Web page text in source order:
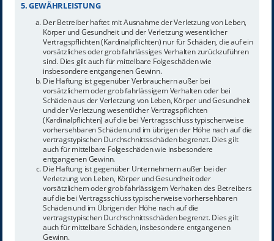
5. GEWÄHRLEISTUNG
Der Betreiber haftet mit Ausnahme der Verletzung von Leben,
Körper und Gesundheit und der Verletzung wesentlicher
Vertragspflichten (Kardinalpflichten) nur für Schäden, die auf ein
vorsätzliches oder grob fahrlässiges Verhalten zurückzuführen
sind. Dies gilt auch für mittelbare Folgeschäden wie
insbesondere entgangenen Gewinn.
Die Haftung ist gegenüber Verbrauchern außer bei
vorsätzlichem oder grob fahrlässigem Verhalten oder bei
Schäden aus der Verletzung von Leben, Körper und Gesundheit
und der Verletzung wesentlicher Vertragspflichten
(Kardinalpflichten) auf die bei Vertragsschluss typischerweise
vorhersehbaren Schäden und im übrigen der Höhe nach auf die
vertragstypischen Durchschnittsschäden begrenzt. Dies gilt
auch für mittelbare Folgeschäden wie insbesondere
entgangenen Gewinn.
Die Haftung ist gegenüber Unternehmern außer bei der
Verletzung von Leben, Körper und Gesundheit oder
vorsätzlichem oder grob fahrlässigem Verhalten des Betreibers
auf die bei Vertragsschluss typischerweise vorhersehbaren
Schäden und im Übrigen der Höhe nach auf die
vertragstypischen Durchschnittsschäden begrenzt. Dies gilt
auch für mittelbare Schäden, insbesondere entgangenen
Gewinn.